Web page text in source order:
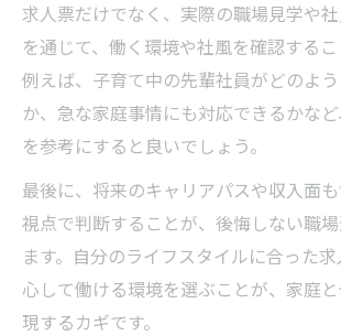
求人票だけでなく、実際の職場見学や
を通じて、働く環境や社風を確認するこ
例えば、子育て中の先輩社員がどのよ
か、急な家庭事情にも対応できるかな
を参考にすると良いでしょう。
最後に、将来のキャリアパスや収入面
視点で判断することが、後悔しない職
ます。自分のライフスタイルに合った
心して働ける環境を選ぶことが、家庭
現するカギです。